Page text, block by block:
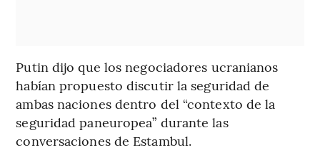
Putin dijo que los negociadores ucranianos
habían propuesto discutir la seguridad de
ambas naciones dentro del “contexto de la
seguridad paneuropea” durante las
conversaciones de Estambul.